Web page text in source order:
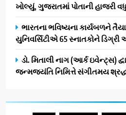
ખોલ્યું, ગુજરાતમાં પોતાની હાજરી
ભારતના ભવિષ્યના કાર્યબળને
યુનિવર્સિટીએ 65 સ્નાતકોને
ડો. મિતાલી નાગ (આર્ક ઇવેન્ટ્સ)
જન્મજયંતિ નિમિત્તે સંગીતમય